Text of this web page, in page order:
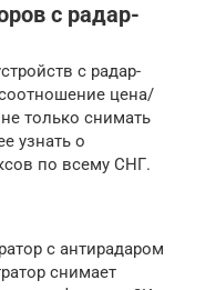
с радар-
с радар-
цена/
только снимать
узнать о
по всему СНГ.
с антирадаром
снимает